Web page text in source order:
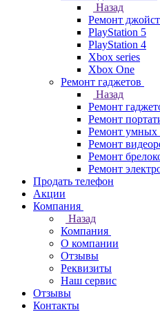
Назад
Ремонт
PlayStation 5
PlayStation 4
Xbox series
Xbox One
Ремонт гаджетов
Назад
Ремонт
Ремонт
Ремонт умных
Ремонт
Ремонт
Ремонт
Продать телефон
Акции
Компания
Назад
Компания
О компании
Отзывы
Реквизиты
Наш сервис
Отзывы
Контакты